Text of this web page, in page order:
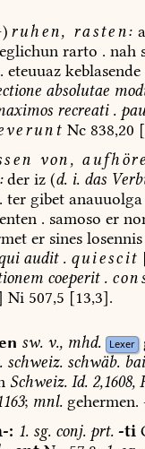
) ruhen, rasten:
rarto . nah
eteuuazkeblasende
absolutae
recreati.
Nc 838,20
von,
deriz (d.i.das
tergibet anauuolga
. samoso er
ersineslosennis
audit. quiescit
coeperit.
Ni507,5 [13,3].
sw. v., mhd. Lexer
schweiz. schwäb.
Schweiz.Id.2,1608,
; mnl.gehermen.
: 1.sg.conj.prt. -ti